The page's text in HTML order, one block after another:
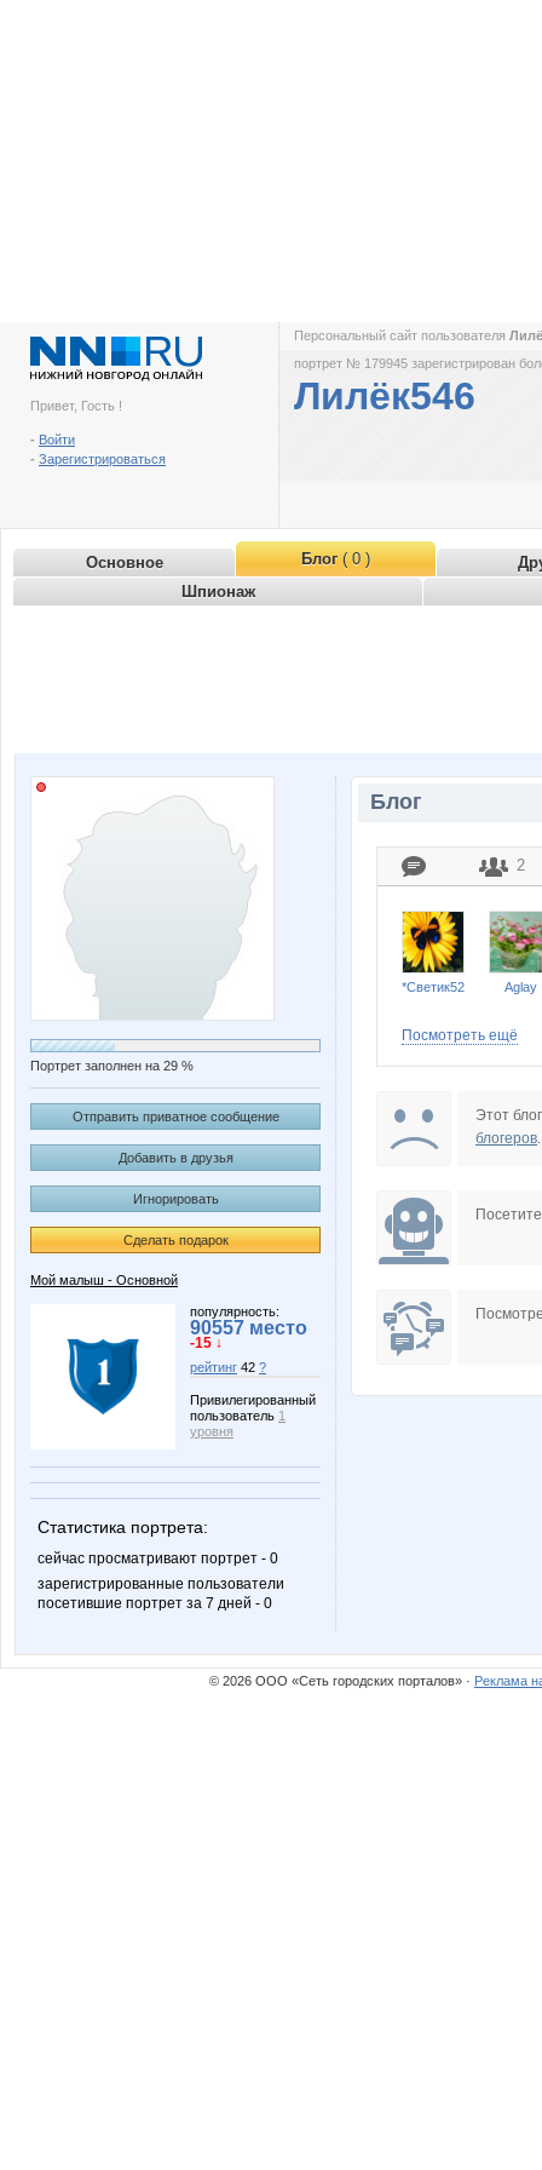
Привет, Гость !
- Войти
- Зарегистрироваться
Персональный сайт пользователя
портрет № 179945 зарегистрирован
Лилёк546
Основное Блог( 0 )
Шпионаж
Портрет заполнен на 29 %
Отправить приватное сообщение
Добавить в друзья
Игнорировать
Сделать подарок
Мой малыш - Основной
популярность:
90557 место
-15 ↓
рейтинг 42 ?
Привилегированный
пользователь 1
уровня
Статистика портрета:
сейчас просматривают портрет - 0
зарегистрированные пользователи
посетившие портрет за 7 дней - 0
Блог
2
*Светик52 Aglay
Stella69
ksysa
Посмотреть ещё
Этот
блогеров.
© 2026 ООО «Сеть городских порталов» · Реклама